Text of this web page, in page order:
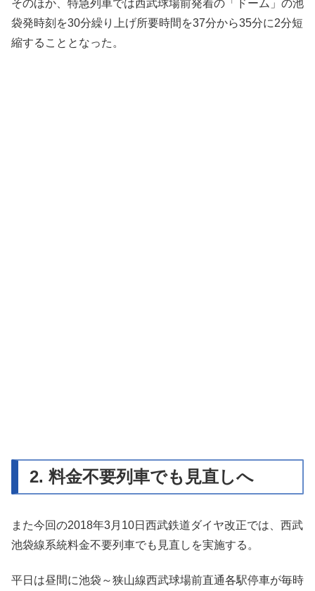
そのほか、特急列車では西武球場前発着の「ドーム」の池
袋発時刻を30分繰り上げ所要時間を37分から35分に2分短
縮することとなった。
2. 料金不要列車でも見直しへ
また今回の2018年3月10日西武鉄道ダイヤ改正では、西武
池袋線系統料金不要列車でも見直しを実施する。
平日は昼間に池袋～狭山線西武球場前直通各駅停車が毎時